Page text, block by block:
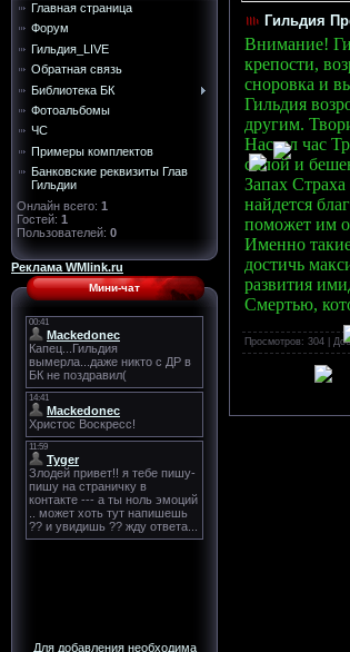
Главная страница
Форум
Гильдия_LIVE
Обратная связь
Библиотека БК
Фотоальбомы
ЧС
Примеры комплектов
Банковские реквизиты Глав
Гильдии
Онлайн всего: 1
Гостей: 1
Пользователей: 0
Реклама WMlink.ru
Мини-чат
Для добавления необходима
Гильдия
Внимание!
крепости,
сноровка и
Гильдия
другим.
Настал час
силой и
Запах
найдется
поможет им
Именно
достичь
развития
Смертью,
Просмотров: 304 |